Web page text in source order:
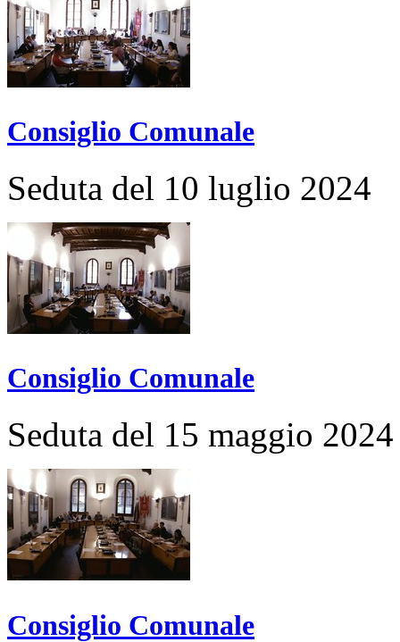
Consiglio Comunale
Seduta del 10 luglio 2024
Consiglio Comunale
Seduta del 15 maggio 2024
Consiglio Comunale